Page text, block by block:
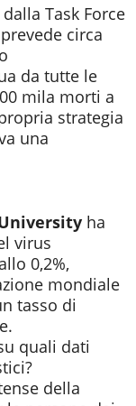
Task Force
circa
da tutte le
mila morti a
strategia
una
ha
virus
0,2%,
mondiale
tasso di
quali dati
della